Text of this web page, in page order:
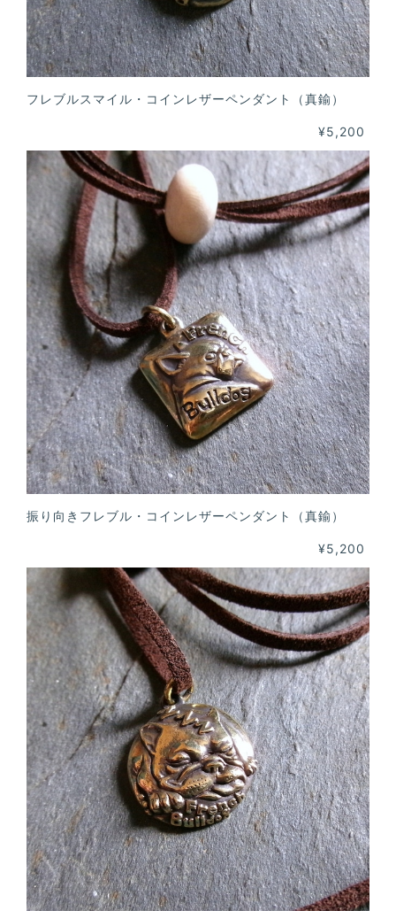
フレブルスマイル・コインレザーペンダント（真鍮）
¥5,200
振り向きフレブル・コインレザーペンダント（真鍮）
¥5,200